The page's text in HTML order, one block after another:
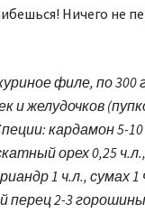
Ничего не
филе, по 300
и желудочков
кардамон 5-
орех 0,25
1 ч.л., сумах 1
перец 2-3